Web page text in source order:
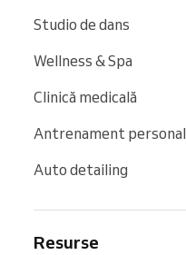
Studio de dans
Wellness & Spa
Clinică medicală
Antrenament personal
Auto detailing
Resurse